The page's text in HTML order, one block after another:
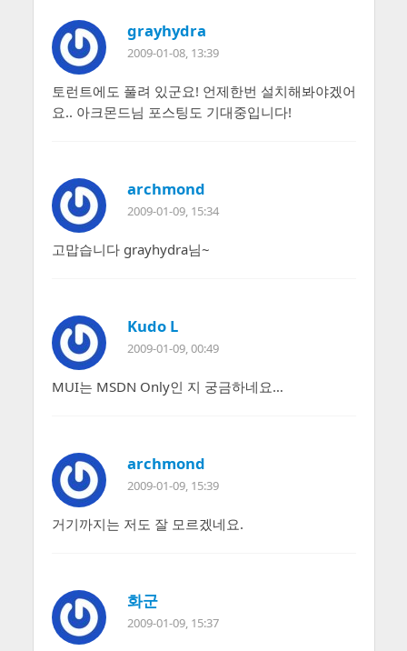
grayhydra
2009-01-08, 13:39
토런트에도 풀려 있군요! 언제한번 설치해봐야겠어
요.. 아크몬드님 포스팅도 기대중입니다!
archmond
2009-01-09, 15:34
고맙습니다 grayhydra님~
Kudo L
2009-01-09, 00:49
MUI는 MSDN Only인 지 궁금하네요…
archmond
2009-01-09, 15:39
거기까지는 저도 잘 모르겠네요.
화군
2009-01-09, 15:37